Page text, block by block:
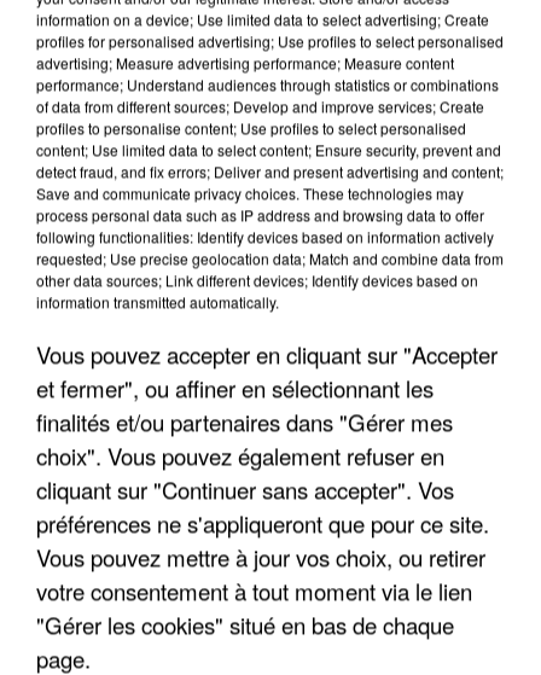
APRÈS TOUTES CES CANICULES, LES REFUGES
information on a device; Use limited data to select advertising; Create
profiles for personalised advertising; Use profiles to select personalised
advertising; Measure advertising performance; Measure content
performance; Understand audiences through statistics or combinations
of data from different sources; Develop and improve services; Create
profiles to personalise content; Use profiles to select personalised
content; Use limited data to select content; Ensure security, prevent and
detect fraud, and fix errors; Deliver and present advertising and content;
Save and communicate privacy choices. These technologies may
process personal data such as IP address and browsing data to offer
following functionalities: Identify devices based on information actively
requested; Use precise geolocation data; Match and combine data from
other data sources; Link different devices; Identify devices based on
information transmitted automatically.
Vous pouvez accepter en cliquant sur "Accepter
et fermer", ou affiner en sélectionnant les
finalités et/ou partenaires dans "Gérer mes
choix". Vous pouvez également refuser en
cliquant sur "Continuer sans accepter". Vos
préférences ne s'appliqueront que pour ce site.
Vous pouvez mettre à jour vos choix, ou retirer
votre consentement à tout moment via le lien
"Gérer les cookies" situé en bas de chaque
page.